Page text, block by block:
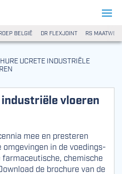
BELGIË DR FLEXJOINT RS
UCRETE INDUSTRIËLE
vloeren
mee en presteren
in de voedings-
chemische
de brochure van de